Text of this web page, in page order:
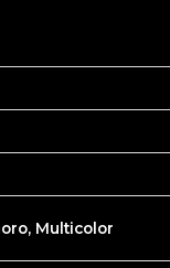
Multicolor